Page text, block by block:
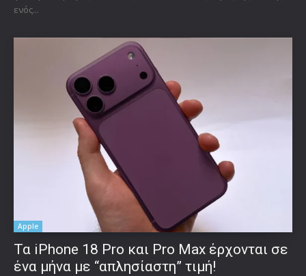
ενός...
Apple
Τα iPhone 18 Pro και Pro Max έρχονται σε
ένα μήνα με “απλησίαστη” τιμή!